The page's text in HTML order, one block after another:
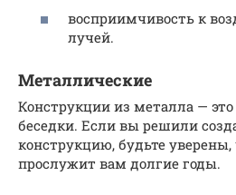
восприимчивость к
лучей.
Металлические
Конструкции из металла —
беседки. Если вы решили
конструкцию, будьте уверены,
прослужит вам долгие годы.